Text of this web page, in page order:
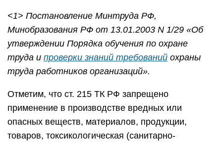
<1> Постановление Минтруда РФ,
Минобразования РФ от 13.01.2003 N 1/29 «Об
утверждении Порядка обучения по охране
труда и проверки знаний требований охраны
труда работников организаций».
Отметим, что ст. 215 ТК РФ запрещено
применение в производстве вредных или
опасных веществ, материалов, продукции,
товаров, токсикологическая (санитарно-